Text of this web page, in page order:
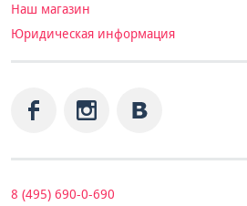
Наш магазин
Юридическая информация
8 (495) 690-0-690